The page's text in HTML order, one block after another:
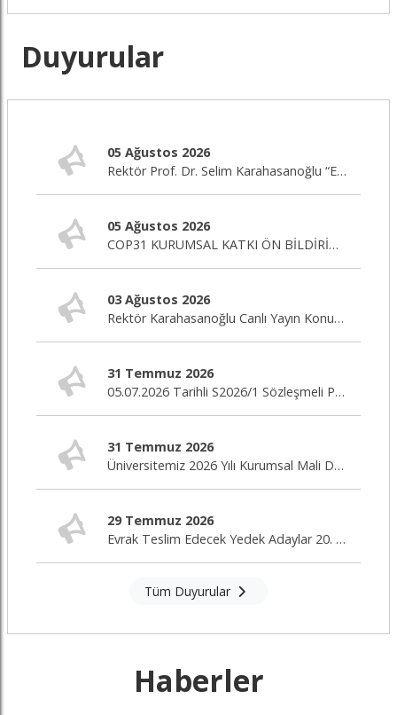
Duyurular
05 Ağustos 2026
Rektör Prof. Dr. Selim Karahasanoğlu “Eğitim Editörü” Programına Canlı Yayın Konuğu Oluyor
05 Ağustos 2026
COP31 KURUMSAL KATKI ÖN BİLDİRİM ÇAĞRISI
03 Ağustos 2026
Rektör Karahasanoğlu Canlı Yayın Konuğu
31 Temmuz 2026
05.07.2026 Tarihli S2026/1 Sözleşmeli Personel Alım İlanı Nihai Değerlendirme Sonuçları
31 Temmuz 2026
Üniversitemiz 2026 Yılı Kurumsal Mali Durum ve Beklentiler Raporu Yayımlandı
29 Temmuz 2026
Evrak Teslim Edecek Yedek Adaylar 20. Duyuru / 01.12.2025 Tarihli Sözleşmeli Personel Alım İlanı (2025/3)
Tüm Duyurular
Haberler